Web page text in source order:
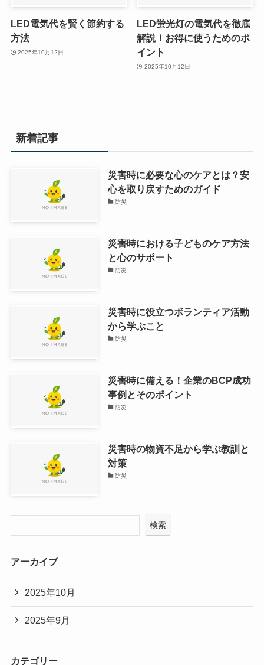
LED電気代を賢く節約する
方法
2025年10月12日
LED蛍光灯の電気代を徹底
解説！お得に使うためのポ
イント
2025年10月12日
新着記事
災害時に必要な心のケアとは？安
心を取り戻すためのガイド
防災
災害時における子どものケア方法
と心のサポート
防災
災害時に役立つボランティア活動
から学ぶこと
防災
災害時に備える！企業のBCP成功
事例とそのポイント
防災
災害時の物資不足から学ぶ教訓と
対策
防災
検索
アーカイブ
2025年10月
2025年9月
カテゴリー